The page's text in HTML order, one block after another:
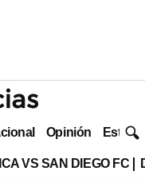
Opinión Estilo
VS SAN DIEGO FC